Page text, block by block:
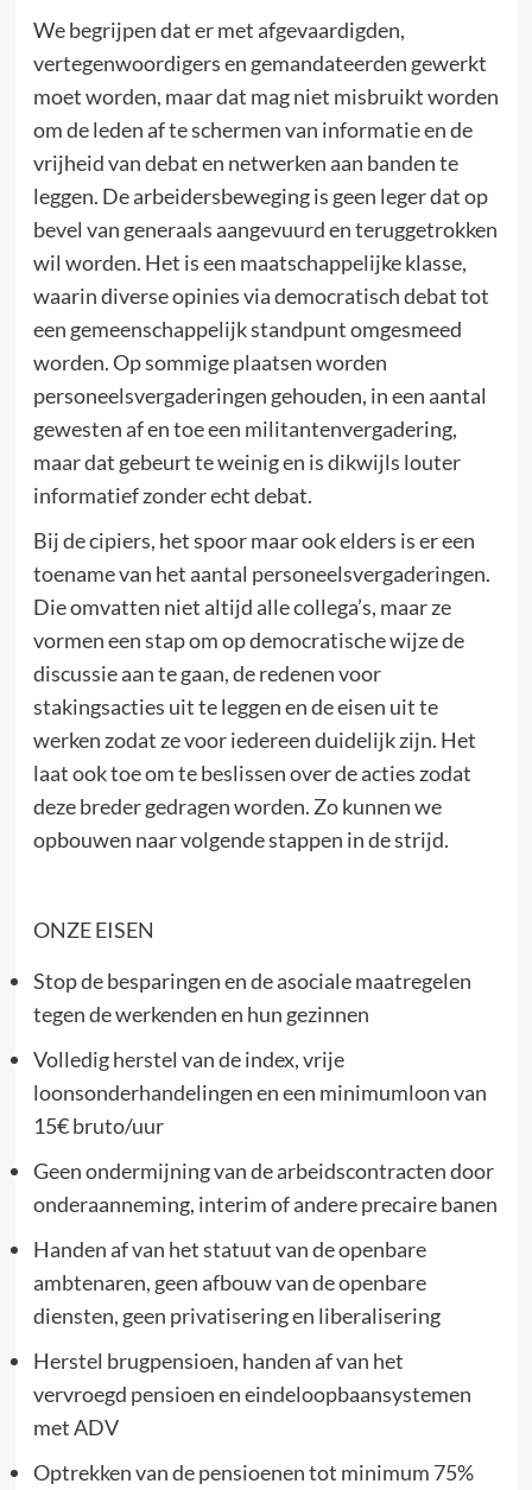
We begrijpen dat er met afgevaardigden,
vertegenwoordigers en gemandateerden gewerkt
moet worden, maar dat mag niet misbruikt worden
om de leden af te schermen van informatie en de
vrijheid van debat en netwerken aan banden te
leggen. De arbeidersbeweging is geen leger dat op
bevel van generaals aangevuurd en teruggetrokken
wil worden. Het is een maatschappelijke klasse,
waarin diverse opinies via democratisch debat tot
een gemeenschappelijk standpunt omgesmeed
worden. Op sommige plaatsen worden
personeelsvergaderingen gehouden, in een aantal
gewesten af en toe een militantenvergadering,
maar dat gebeurt te weinig en is dikwijls louter
informatief zonder echt debat.
Bij de cipiers, het spoor maar ook elders is er een
toename van het aantal personeelsvergaderingen.
Die omvatten niet altijd alle collega’s, maar ze
vormen een stap om op democratische wijze de
discussie aan te gaan, de redenen voor
stakingsacties uit te leggen en de eisen uit te
werken zodat ze voor iedereen duidelijk zijn. Het
laat ook toe om te beslissen over de acties zodat
deze breder gedragen worden. Zo kunnen we
opbouwen naar volgende stappen in de strijd.
ONZE EISEN
Stop de besparingen en de asociale maatregelen
tegen de werkenden en hun gezinnen
Volledig herstel van de index, vrije
loonsonderhandelingen en een minimumloon van
15€ bruto/uur
Geen ondermijning van de arbeidscontracten door
onderaanneming, interim of andere precaire banen
Handen af van het statuut van de openbare
ambtenaren, geen afbouw van de openbare
diensten, geen privatisering en liberalisering
Herstel brugpensioen, handen af van het
vervroegd pensioen en eindeloopbaansystemen
met ADV
Optrekken van de pensioenen tot minimum 75%